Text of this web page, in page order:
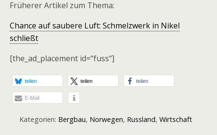
Früherer Artikel zum Thema:
Chance auf saubere Luft: Schmelzwerk in Nikel
schließt
[the_ad_placement id=“fuss“]
teilen teilen teilen
E-Mail
Kategorien: Bergbau, Norwegen, Russland, Wirtschaft